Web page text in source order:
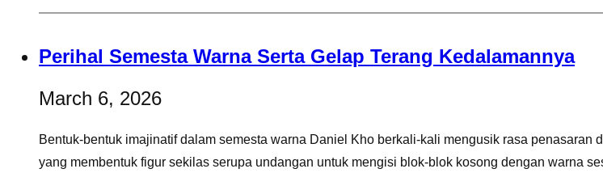
Perihal Semesta Warna Serta Gelap Terang Kedalamannya
March 6, 2026
Bentuk-bentuk imajinatif dalam semesta warna Daniel Kho berkali-kali mengusik rasa penasaran
yang membentuk figur sekilas serupa undangan untuk mengisi blok-blok kosong dengan warna